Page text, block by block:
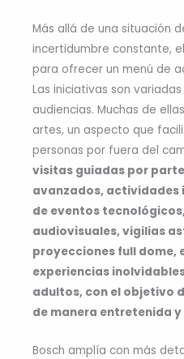
Más allá de una situación
incertidumbre constante,
para ofrecer un menú de
Las iniciativas son
audiencias. Muchas de
artes, un aspecto que
personas por fuera del
visitas guiadas por
avanzados,
de eventos
audiovisuales, vigilias
proyecciones full dome,
experiencias
adultos, con el objetivo
de manera entretenida
Bosch amplía con más